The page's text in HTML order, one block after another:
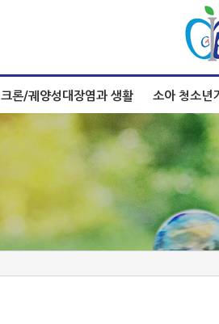
크론/궤양성대장염과 생활 소아 청소년